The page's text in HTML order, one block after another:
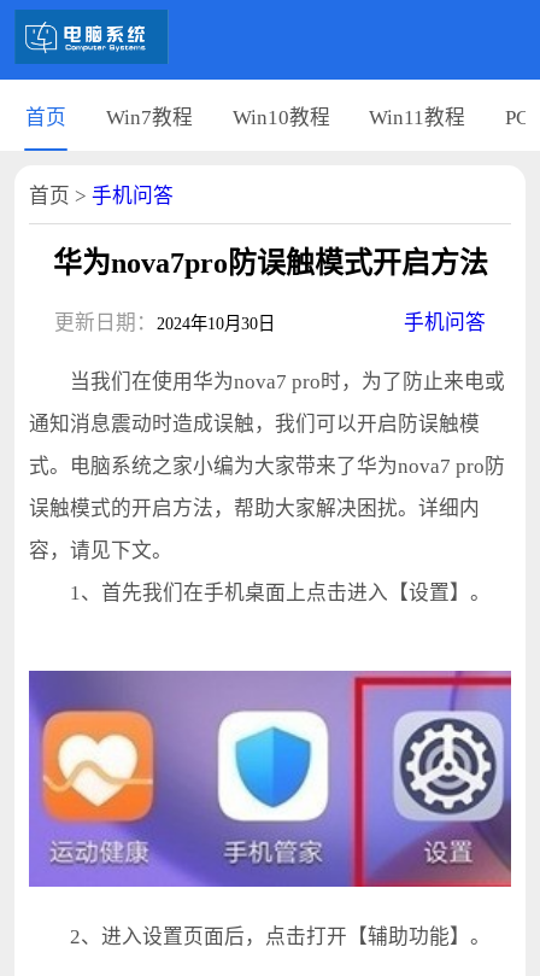
首页 Win7教程 Win10教程 Win11教程 PC
首页 > 手机问答
华为nova7pro防误触模式开启方法
更新日期： 2024年10月30日 手机问答
当我们在使用华为nova7 pro时，为了防止来电或
通知消息震动时造成误触，我们可以开启防误触模
式。电脑系统之家小编为大家带来了华为nova7 pro防
误触模式的开启方法，帮助大家解决困扰。详细内
容，请见下文。
1、首先我们在手机桌面上点击进入【设置】。
2、进入设置页面后，点击打开【辅助功能】。